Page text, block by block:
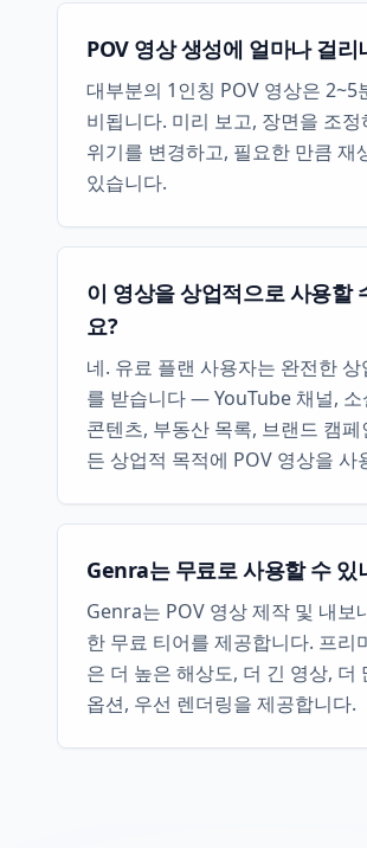
POV 영상 생성에 얼마나 걸리
대부분의 1인칭 POV 영상은 2~5
비됩니다. 미리 보고, 장면을 조정
위기를 변경하고, 필요한 만큼 재
있습니다.
이 영상을 상업적으로 사용할
요?
네. 유료 플랜 사용자는 완전한 상
를 받습니다 — YouTube 채널, 소
콘텐츠, 부동산 목록, 브랜드 캠페
든 상업적 목적에 POV 영상을 사
Genra는 무료로 사용할 수 있
Genra는 POV 영상 제작 및 내보
한 무료 티어를 제공합니다. 프리
은 더 높은 해상도, 더 긴 영상, 더
옵션, 우선 렌더링을 제공합니다.